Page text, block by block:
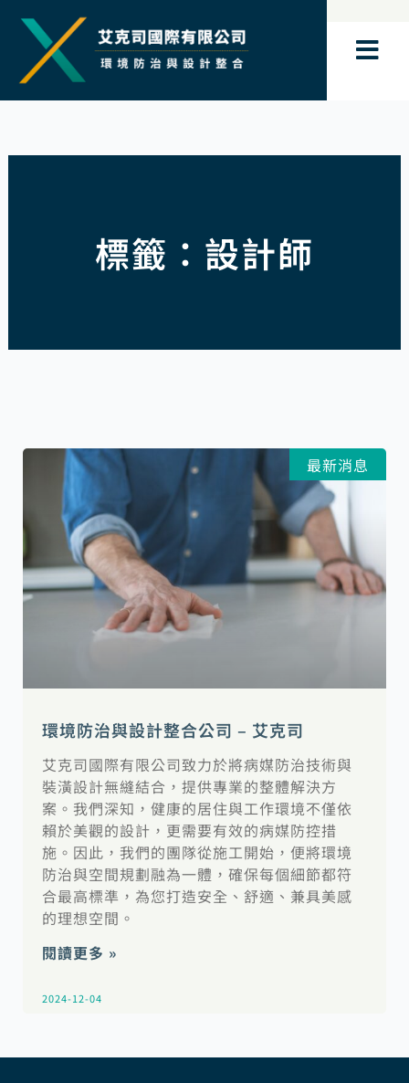
內
標籤：設計師
最新消息
環境防治與設計整合公司 – 艾克司
艾克司國際有限公司致力於將病媒防治技術與
裝潢設計無縫結合，提供專業的整體解決方
案。我們深知，健康的居住與工作環境不僅依
賴於美觀的設計，更需要有效的病媒防控措
施。因此，我們的團隊從施工開始，便將環境
防治與空間規劃融為一體，確保每個細節都符
合最高標準，為您打造安全、舒適、兼具美感
的理想空間。
閱讀更多 »
2024-12-04